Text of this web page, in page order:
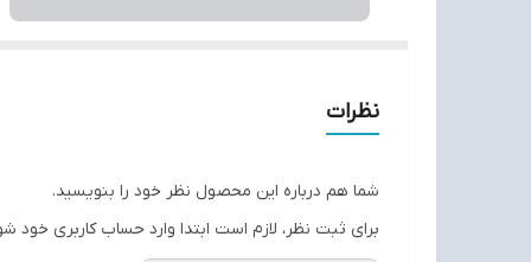
نظرات
شما هم درباره این محصول نظر خود را بنویسید.
برای ثبت نظر، لازم است ابتدا وارد حساب کاربری خود